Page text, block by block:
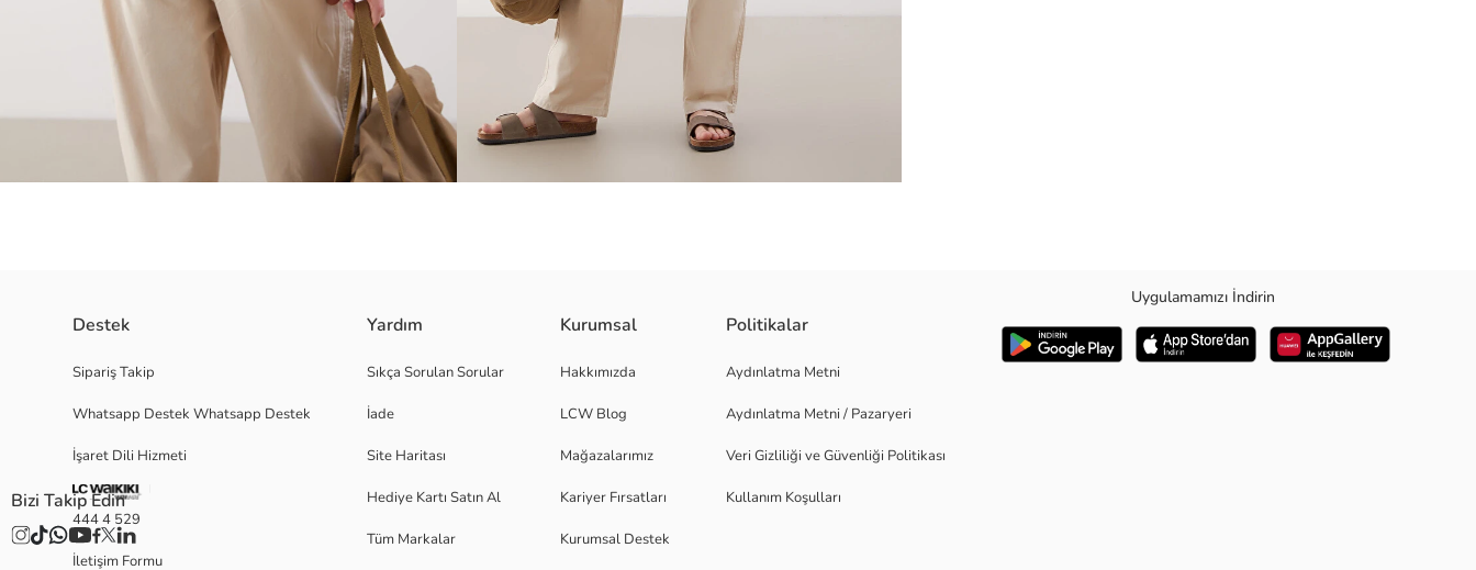
Ana Kumaş:
Destek
Sipariş Takip
Whatsapp Destek Whatsapp Destek
İşaret Dili Hizmeti
444 4 529
İletişim Formu
Yardım
Sıkça Sorulan Sorular
İade
Site Haritası
Hediye Kartı Satın Al
Tüm Markalar
Kurumsal
Hakkımızda
LCW Blog
Mağazalarımız
Kariyer Fırsatları
Kurumsal Destek
Politikalar
Aydınlatma Metni
Aydınlatma Metni / Pazaryeri
Veri Gizliliği ve Güvenliği Politikası
Kullanım Koşulları
Uygulamamızı İndirin
Bizi Takip Edin